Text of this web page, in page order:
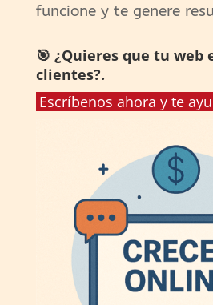
funcione y te genere
🎯 ¿Quieres que tu web
clientes?.
Escríbenos ahora y te